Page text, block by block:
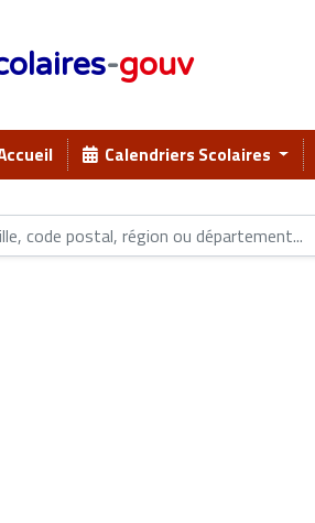
-gouv
Calendriers Scolaires